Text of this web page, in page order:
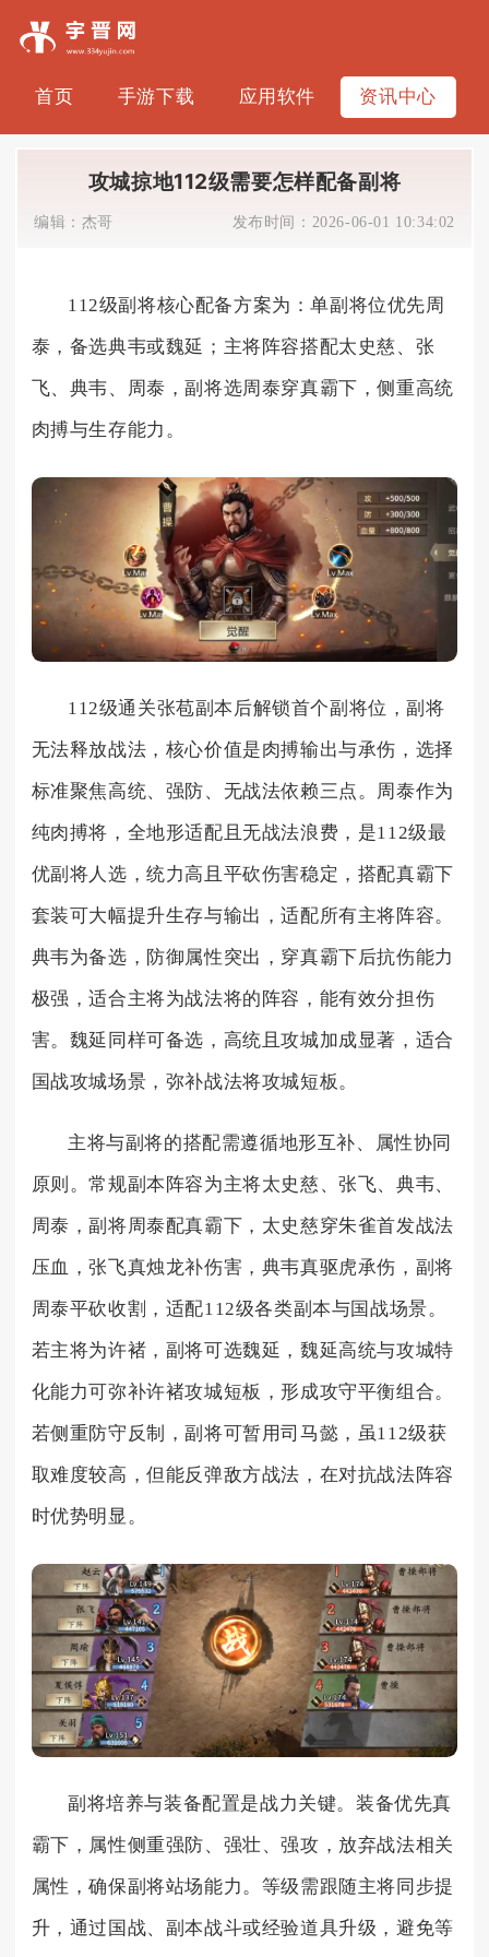
首页 手游下载 应用软件 资讯中心
攻城掠地112级需要怎样配备副将
编辑： 杰哥 发布时间： 2026-06-01 10:34:02
112级副将核心配备方案为：单副将位优先周
泰，备选典韦或魏延；主将阵容搭配太史慈、张
飞、典韦、周泰，副将选周泰穿真霸下，侧重高统
肉搏与生存能力。
112级通关张苞副本后解锁首个副将位，副将
无法释放战法，核心价值是肉搏输出与承伤，选择
标准聚焦高统、强防、无战法依赖三点。周泰作为
纯肉搏将，全地形适配且无战法浪费，是112级最
优副将人选，统力高且平砍伤害稳定，搭配真霸下
套装可大幅提升生存与输出，适配所有主将阵容。
典韦为备选，防御属性突出，穿真霸下后抗伤能力
极强，适合主将为战法将的阵容，能有效分担伤
害。魏延同样可备选，高统且攻城加成显著，适合
国战攻城场景，弥补战法将攻城短板。
主将与副将的搭配需遵循地形互补、属性协同
原则。常规副本阵容为主将太史慈、张飞、典韦、
周泰，副将周泰配真霸下，太史慈穿朱雀首发战法
压血，张飞真烛龙补伤害，典韦真驱虎承伤，副将
周泰平砍收割，适配112级各类副本与国战场景。
若主将为许褚，副将可选魏延，魏延高统与攻城特
化能力可弥补许褚攻城短板，形成攻守平衡组合。
若侧重防守反制，副将可暂用司马懿，虽112级获
取难度较高，但能反弹敌方战法，在对抗战法阵容
时优势明显。
副将培养与装备配置是战力关键。装备优先真
霸下，属性侧重强防、强壮、强攻，放弃战法相关
属性，确保副将站场能力。等级需跟随主将同步提
升，通过国战、副本战斗或经验道具升级，避免等